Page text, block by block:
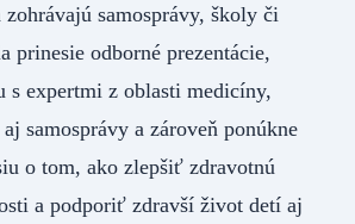
samosprávy, školy či
prinesie odborné prezentácie,
s expertmi z oblasti medicíny,
samosprávy a zároveň ponúkne
o tom, ako zlepšiť zdravotnú
a podporiť zdravší život detí aj